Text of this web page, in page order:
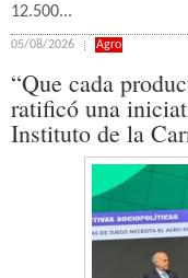
12.500...
05/08/2026 Agro
“Que cada
ratificó una
Instituto de la